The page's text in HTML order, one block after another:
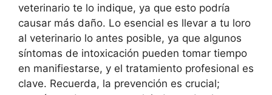
veterinario te lo indique, ya que esto podría
causar más daño. Lo esencial es llevar a tu loro
al veterinario lo antes posible, ya que algunos
síntomas de intoxicación pueden tomar tiempo
en manifiestarse, y el tratamiento profesional es
clave. Recuerda, la prevención es crucial;